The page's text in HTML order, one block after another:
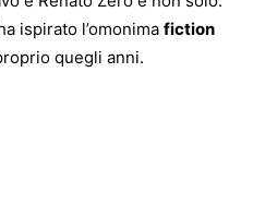
ispirato l’omonima fiction
quegli anni.